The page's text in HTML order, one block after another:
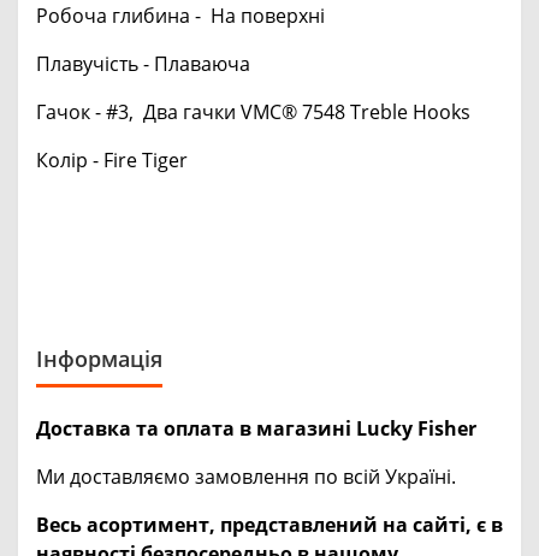
Робоча глибина - На поверхні
Плавучість - Плаваюча
Гачок - #3, Два гачки VMC® 7548 Treble Hooks
Колір - Fire Tiger
Інформація
Доставка та оплата в магазині Lucky Fisher
Ми доставляємо замовлення по всій Україні.
Весь асортимент, представлений на сайті, є в